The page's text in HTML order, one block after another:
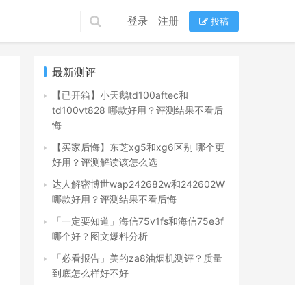
登录 注册 投稿
最新测评
【已开箱】小天鹅td100aftec和
td100vt828 哪款好用？评测结果不看后
悔
【买家后悔】东芝xg5和xg6区别 哪个更
好用？评测解读该怎么选
达人解密博世wap242682w和242602W
哪款好用？评测结果不看后悔
「一定要知道」海信75v1fs和海信75e3f
哪个好？图文爆料分析
「必看报告」美的za8油烟机测评？质量
到底怎么样好不好